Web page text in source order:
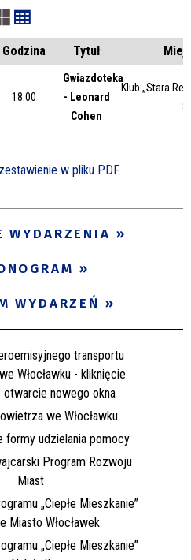
Godzina Tytuł
18:00
Gwiazdoteka
- Leonard
Cohen
Klub „Stara
8
w pliku PDF
WYDARZENIA
WYDARZEŃ